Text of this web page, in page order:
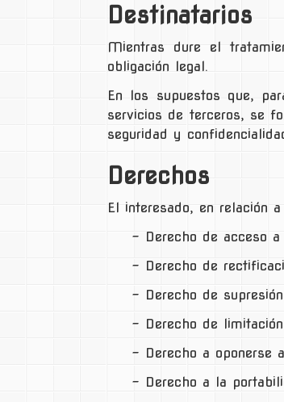
Destinatarios
Mientras dure el
obligación legal.
En los supuestos que,
servicios de terceros, se
seguridad y
Derechos
El interesado, en relación
− Derecho de acceso
− Derecho de
− Derecho de
− Derecho de
− Derecho a oponerse
− Derecho a la